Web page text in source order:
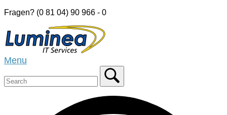
Skip
content
Fragen? (0 81 04) 90 966 - 0
Home
Menu